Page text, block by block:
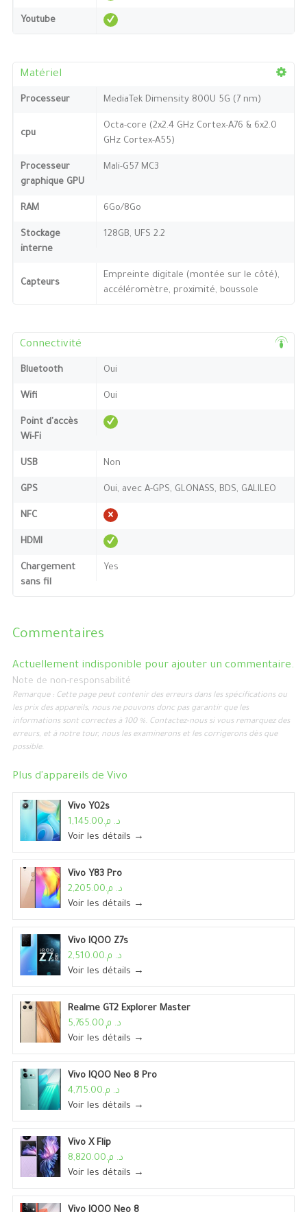
Youtube
Matériel
Processeur MediaTek Dimensity 800U 5G (7 nm)
cpu
Octa-core (2x2.4 GHz Cortex-A76 & 6x2.0
GHz Cortex-A55)
Processeur
graphique GPU
Mali-G57 MC3
RAM 6Go/8Go
Stockage
interne
128GB, UFS 2.2
Capteurs
Empreinte digitale (montée sur le côté),
accéléromètre, proximité, boussole
Connectivité
Bluetooth Oui
Wifi Oui
Point d'accès
Wi-Fi
USB Non
GPS Oui, avec A-GPS, GLONASS, BDS, GALILEO
NFC
HDMI
Chargement
sans fil
Yes
Commentaires
Actuellement indisponible pour ajouter un commentaire.
Note de non-responsabilité
Remarque : Cette page peut contenir des erreurs dans les spécifications ou
les prix des appareils, nous ne pouvons donc pas garantir que les
informations sont correctes à 100 %. Contactez-nous si vous remarquez des
erreurs, et à notre tour, nous les examinerons et les corrigerons dès que
possible.
Plus d'appareils de Vivo
Vivo Y02s
د. م.1,145.00
Voir les détails →
Vivo Y83 Pro
د. م.2,205.00
Voir les détails →
Vivo IQOO Z7s
د. م.2,510.00
Voir les détails →
Realme GT2 Explorer Master
د. م.5,765.00
Voir les détails →
Vivo IQOO Neo 8 Pro
د. م.4,715.00
Voir les détails →
Vivo X Flip
د. م.8,820.00
Voir les détails →